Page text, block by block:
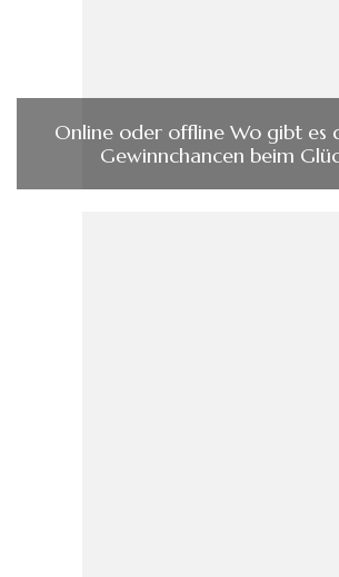
Online oder offline Wo gibt es
Gewinnchancen beim